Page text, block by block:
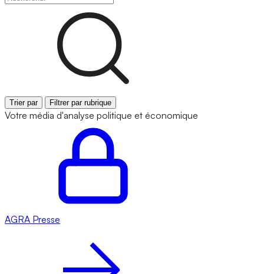
Trier par Filtrer par rubrique
Votre média d'analyse politique et économique
AGRA Presse